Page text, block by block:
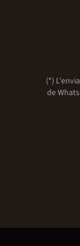
(*)
de